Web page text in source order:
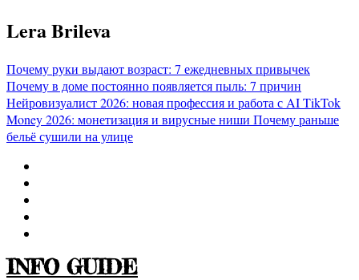
Перейти
к
Lera Brileva
Почему руки выдают возраст: 7 ежедневных привычек
Почему в доме постоянно появляется пыль: 7 причин
Нейровизуалист 2026: новая профессия и работа с AITikTok
Money 2026: монетизация и вирусные ниши Почему раньше
бельё сушили на улице
INFO GUIDE